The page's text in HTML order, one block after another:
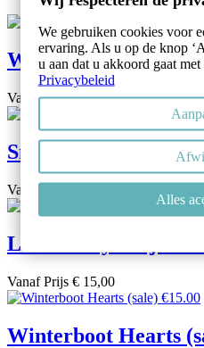
Winterboot Indian
VanafPrijs € 15,00
Sneaker Chocolate
Vanaf
Leren baby slofjes
VanafPrijs € 15,00
Winterboot Hearts
We gebruiken cookies voor
ervaring. Als u op de knop
u aan dat u akkoord gaat
Privacybeleid
Alles